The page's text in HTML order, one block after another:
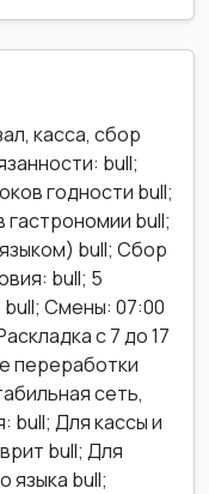
касса, сбор
bull;
годности bull;
гастрономии bull;
bull; Сбор
bull; 5
Смены: 07:00
с 7 до 17
переработки
сеть,
bull; Для кассы и
bull; Для
языка bull;